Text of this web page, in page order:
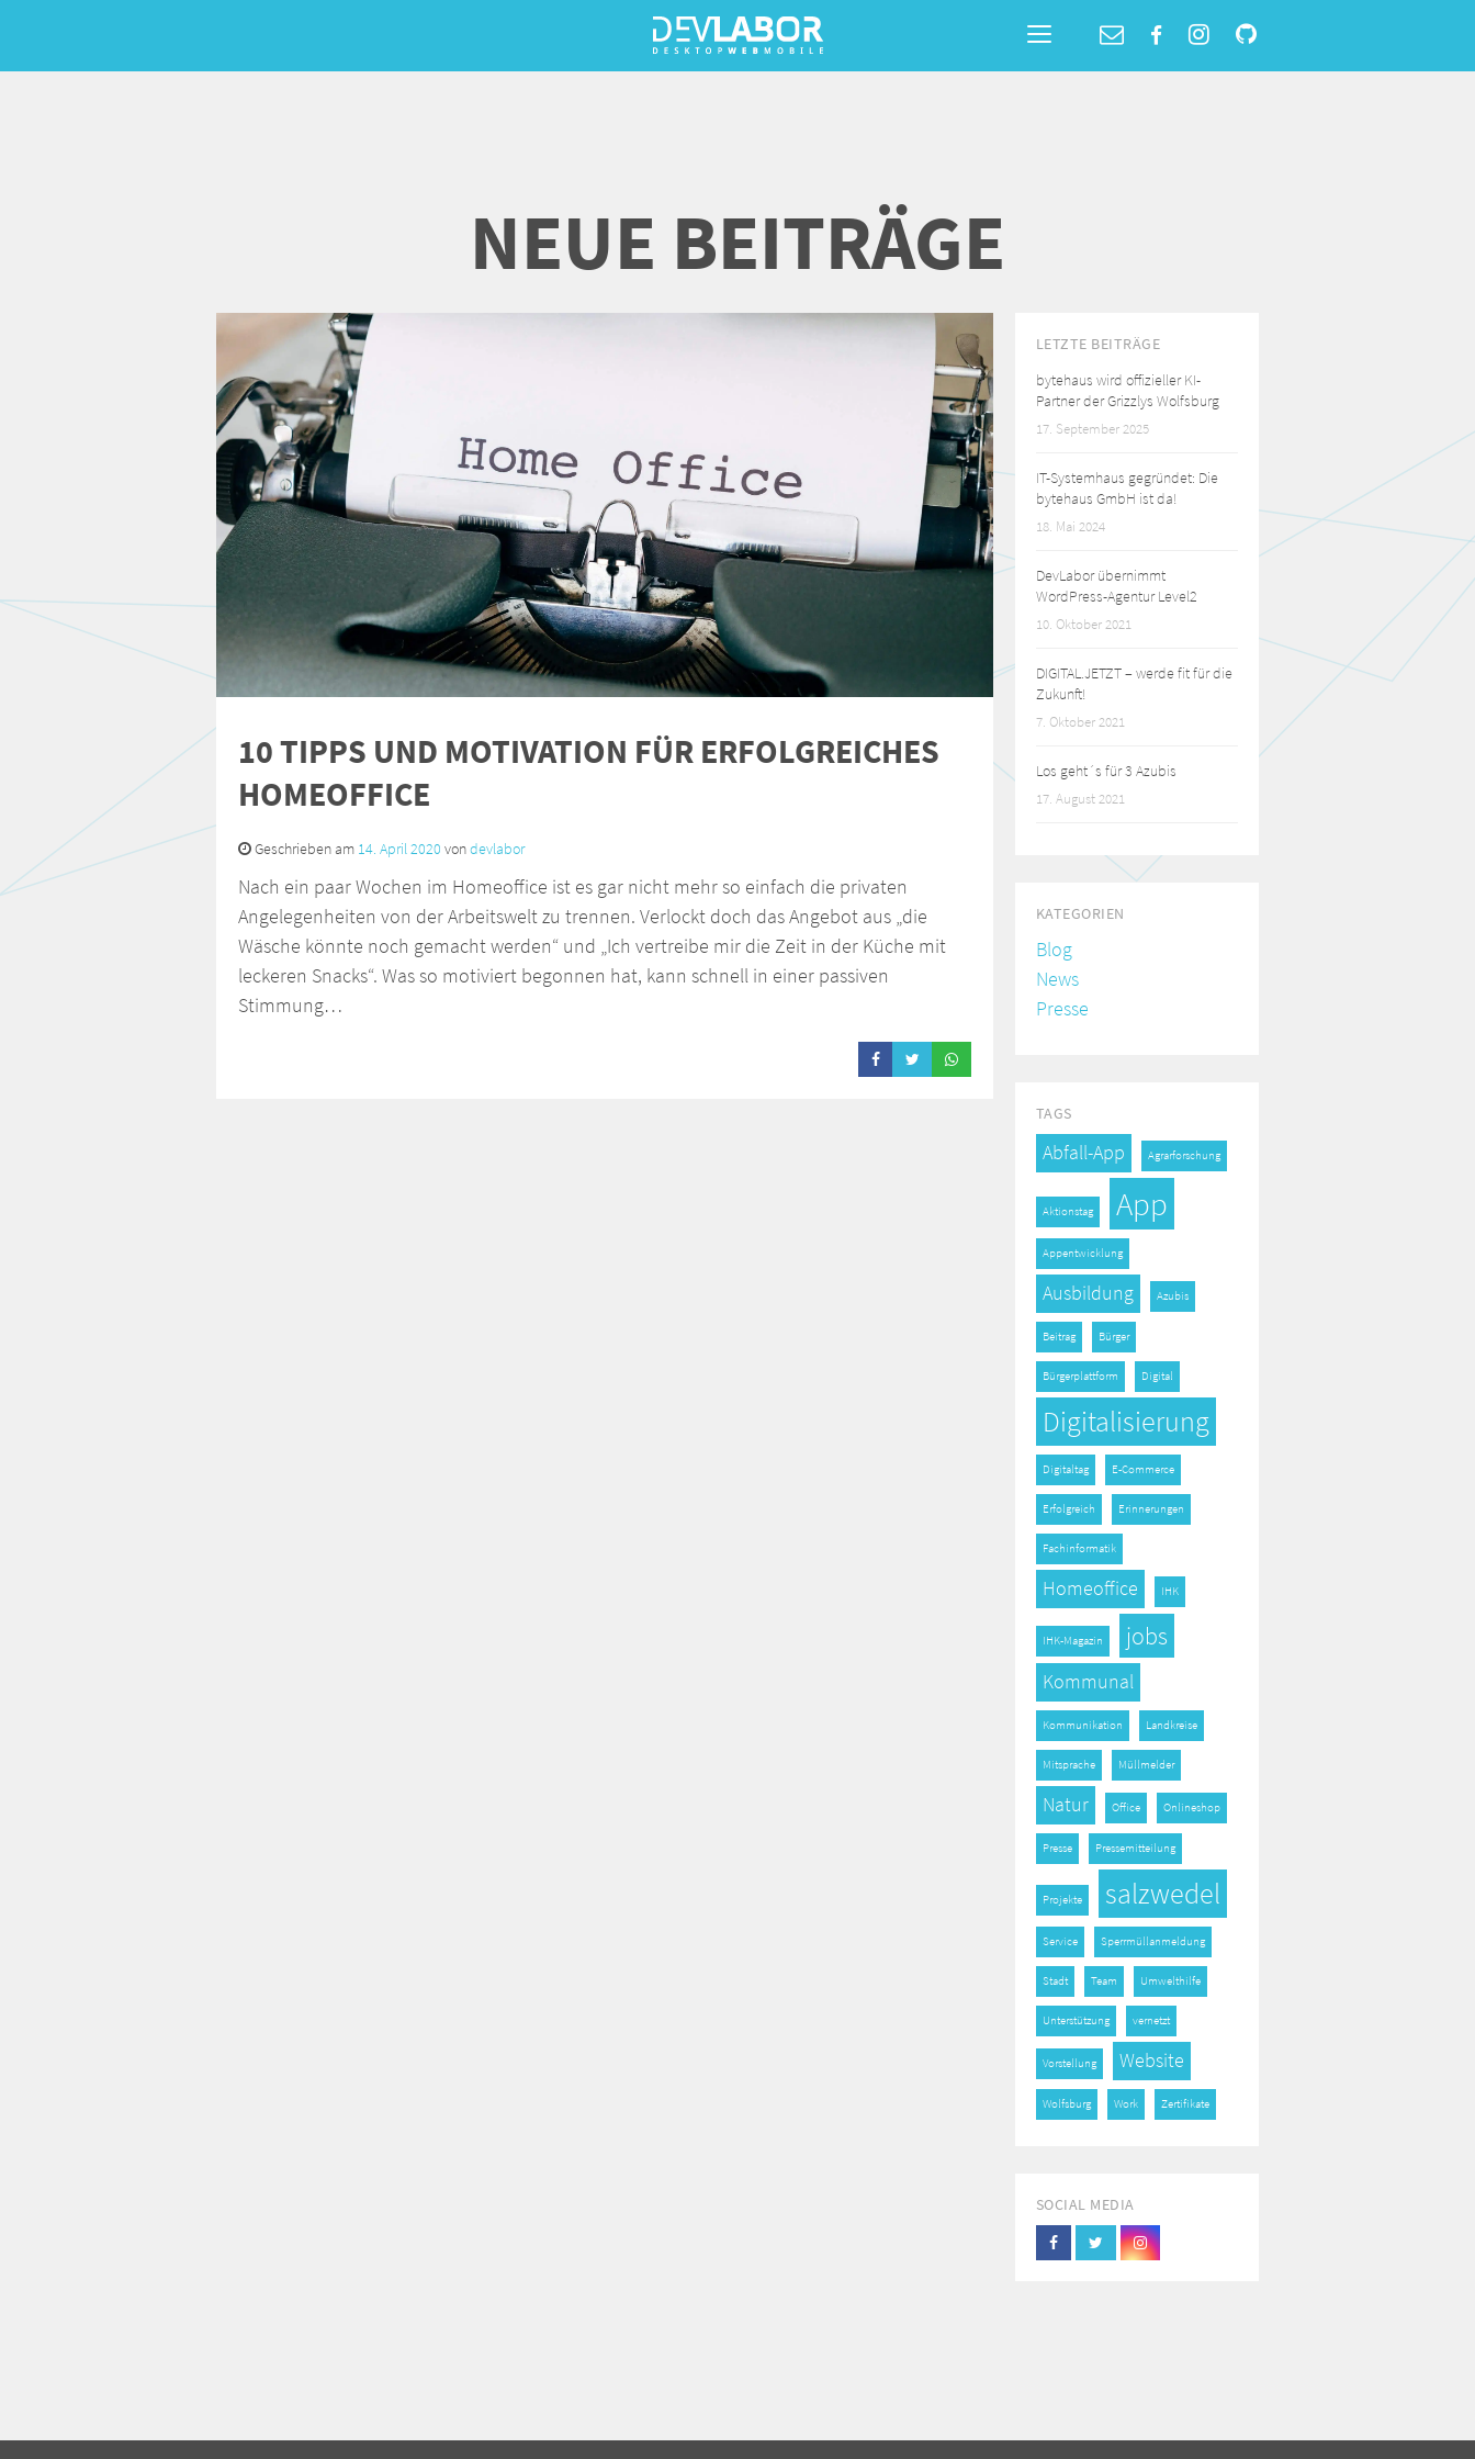
Toggle
navigation
NEUE BEITRÄGE
10 TIPPS UND MOTIVATION FÜR ERFOLGREICHES
HOMEOFFICE
Geschrieben am 14. April 2020 vondevlabor
Nach ein paar Wochen im Homeoffice ist es gar nicht mehr so einfach die privaten
Angelegenheiten von der Arbeitswelt zu trennen. Verlockt doch das Angebot aus „die
Wäsche könnte noch gemacht werden“ und „Ich vertreibe mir die Zeit in der Küche mit
leckeren Snacks“. Was so motiviert begonnen hat, kann schnell in einer passiven
Stimmung…
LETZTE BEITRÄGE
bytehaus wird offizieller KI-
Partner der Grizzlys Wolfsburg
17. September 2025
IT-Systemhaus gegründet: Die
bytehaus GmbH ist da!
18. Mai 2024
DevLabor übernimmt
WordPress-Agentur Level2
10. Oktober 2021
DIGITAL.JETZT – werde fit für die
Zukunft!
7. Oktober 2021
Los geht´s für 3 Azubis
17. August 2021
KATEGORIEN
Blog
News
Presse
TAGS
Abfall-App Agrarforschung
Aktionstag App
Appentwicklung
Ausbildung Azubis
Beitrag Bürger
Bürgerplattform Digital
Digitalisierung
Digitaltag E-Commerce
Erfolgreich Erinnerungen
Fachinformatik
Homeoffice IHK
IHK-Magazin jobs
Kommunal
Kommunikation Landkreise
Mitsprache Müllmelder
Natur Office Onlineshop
Presse Pressemitteilung
Projekte salzwedel
Service Sperrmüllanmeldung
Stadt Team Umwelthilfe
Unterstützung vernetzt
Vorstellung Website
Wolfsburg Work Zertifikate
SOCIAL MEDIA